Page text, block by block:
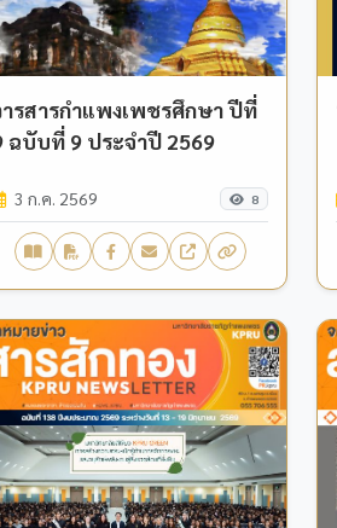
รสารกำแพงเพชรศึกษา ปีที่
ฉบับที่ 9 ประจำปี 2569
3 ก.ค. 2569 8